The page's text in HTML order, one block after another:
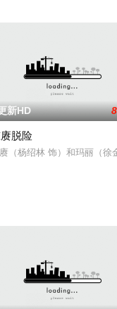
算哲（冈田准一 饰）在
接受治疗一边在医院工
成立重案小组，抓捕地
新HD
脱险
（杨绍林 饰）和玛丽（徐